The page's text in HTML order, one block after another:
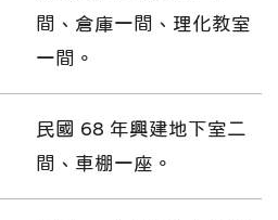
間、倉庫一間、理化教室
一間。
民國 68 年興建地下室二
間、車棚一座。